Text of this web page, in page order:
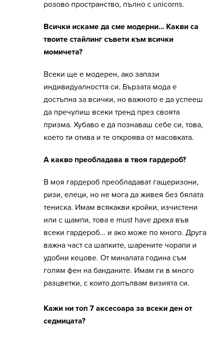
розово пространство, пълно с unicorns.
Всички искаме да сме модерни... Какви са
твоите стайлинг съвети към всички
момичета?
Всеки ще е модерен, ако запази
индивидуалността си. Бързата мода е
достъпна за всички, но важното е да успееш
да пречупиш всеки тренд през своята
призма. Хубаво е да познаваш себе си, това,
което ти отива и те откроява от масовката.
А какво преобладава в твоя гардероб?
В моя гардероб преобладават гащеризони,
ризи, елеци, но не мога да живея без бялата
тениска. Имам всякакви кройки, изчистени
или с щампи, това е must have дреха във
всеки гардероб... и ако може по много. Друга
важна част са шапките, шарените чорапи и
удобни кецове. От миналата година съм
голям фен на банданите. Имам ги в много
разцветки, с които допълвам визията си.
Кажи ни топ 7 аксесоара за всеки ден от
седмицата?